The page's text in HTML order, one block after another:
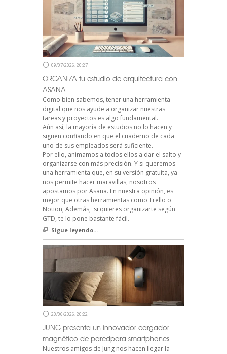
09/07/2026, 20:27
ORGANIZA tu estudio de arquitectura con
ASANA
Como bien sabemos, tener una herramienta
digital que nos ayude a organizar nuestras
tareas y proyectos es algo fundamental.
Aún así, la mayoría de estudios no lo hacen y
siguen confiando en que el cuaderno de cada
uno de sus empleados será suficiente.
Por ello, animamos a todos ellos a dar el salto y
organizarse con más precisión. Y si queremos
una herramienta que, en su versión gratuita, ya
nos permite hacer maravillas, nosotros
apostamos por Asana. En nuestra opinión, es
mejor que otras herramientas como Trello o
Notion, Además, si quieres organizarte según
GTD, te lo pone bastante fácil.
Sigue leyendo...
20/06/2026, 20:22
JUNG presenta un innovador cargador
magnético de paredpara smartphones
Nuestros amigos de Jung nos hacen llegar la